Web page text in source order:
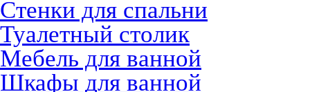
Стенки для спальни
Туалетный столик
Мебель для ванной
Шкафы для ванной